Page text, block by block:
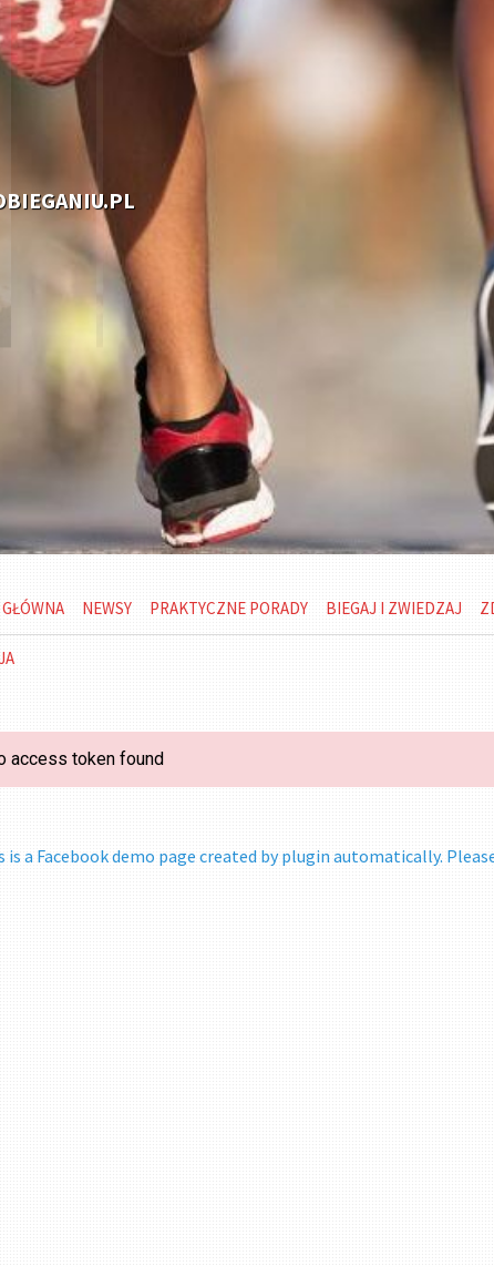
NEWSY PRAKTYCZNE PORADY BIEGAJ I ZWIEDZAJ
access token found
is a Facebook demo page created by plugin automatically.